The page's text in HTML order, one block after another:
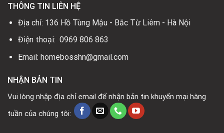
THÔNG TIN LIÊN HỆ
Địa chỉ: 136 Hồ Tùng Mậu - Bắc Từ Liêm - Hà Nội
Điện thoại: 0969 806 863
Email: homebosshn@gmail.com
NHẬN BẢN TIN
Vui lòng nhập địa chỉ email để nhận bản tin khuyến mại hàng
tuần của chúng tôi: